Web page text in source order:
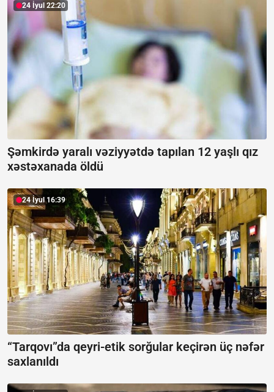
24 İyul 22:20
Şəmkirdə yaralı vəziyyətdə tapılan 12 yaşlı qız
xəstəxanada öldü
24 İyul 16:39
“Tarqovı”da qeyri-etik sorğular keçirən üç nəfər
saxlanıldı